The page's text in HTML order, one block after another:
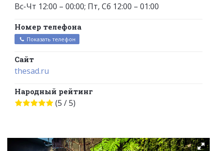
Вс-Чт 12:00 – 00:00; Пт, Сб 12:00 – 01:00
Номер телефона
Показать телефон
Сайт
thesad.ru
Народный рейтинг
(5 / 5)